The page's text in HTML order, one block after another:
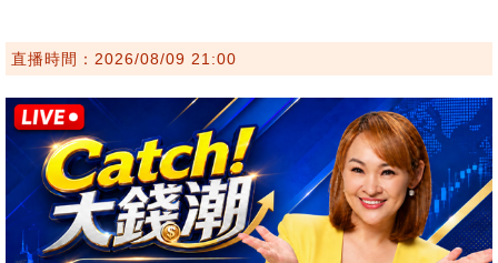
直播時間：2026/08/09 21:00